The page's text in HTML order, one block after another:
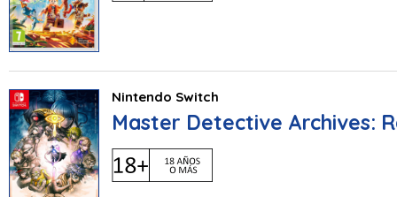
Nintendo Switch
Master Detective Archives: